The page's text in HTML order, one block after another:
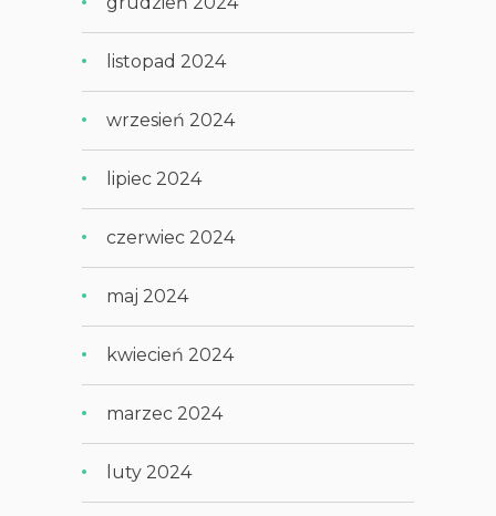
listopad 2024
wrzesień 2024
lipiec 2024
czerwiec 2024
maj 2024
kwiecień 2024
marzec 2024
luty 2024